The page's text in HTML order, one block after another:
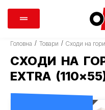
Головна / Товари / Сходи на
СХОДИ НА
EXTRA
ДОСТАВКА 0 ГРН